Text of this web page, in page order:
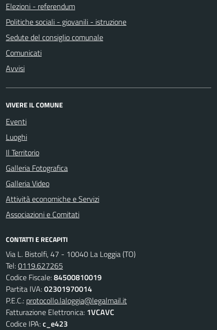
Elezioni - referendum
Politiche sociali - giovanili - istruzione
Sedute del consiglio comunale
Comunicati
Avvisi
VIVERE IL COMUNE
Eventi
Luoghi
Il Territorio
Galleria Fotografica
Galleria Video
Attività economiche e Servizi
Associazioni e Comitati
CONTATTI E RECAPITI
Via L. Bistolfi, 47 - 10040 La Loggia (TO)
Tel:0119.627265
Codice Fiscale:84500810019
Partita IVA:02301970014
P.E.C.: protocollo.laloggia@legalmail.it
Fatturazione Elettronica: 1VCAVC
Codice IPA:c_e423